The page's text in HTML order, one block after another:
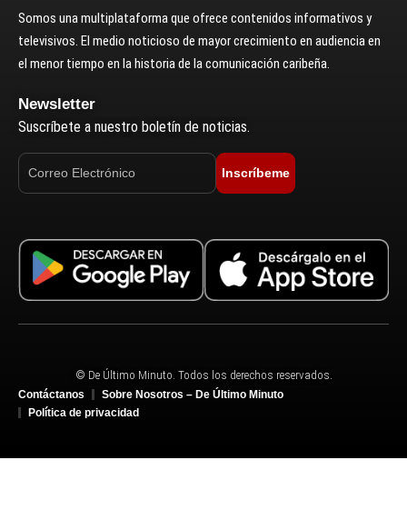
Somos una multiplataforma que ofrece contenidos informativos y
televisivos. El medio noticioso de mayor crecimiento en audiencia en
el menor tiempo en la historia de la comunicación caribeña.
Newsletter
Suscríbete a nuestro boletín de noticias.
Inscríbeme
© De Último Minuto. Todos los derechos reservados.
Contáctanos
Sobre Nosotros – De Último Minuto
Política de privacidad